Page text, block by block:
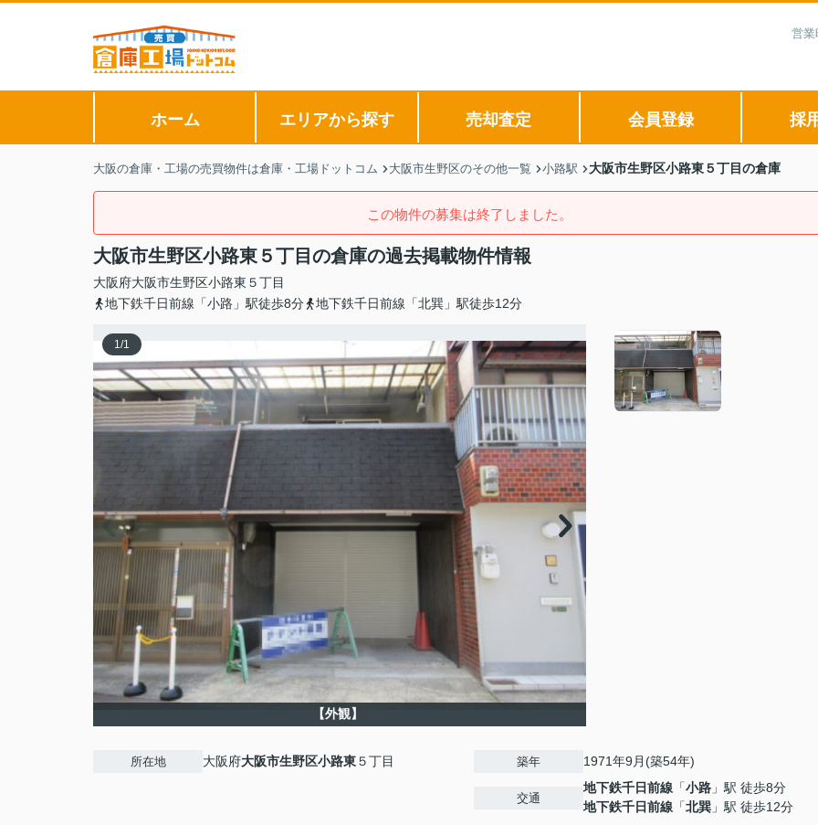
営
ホーム エリアから探す 売却査定 会員登録 採
大阪の倉庫・工場の売買物件は倉庫・工場ドットコム 大阪市生野区のその他一覧 小路駅 大阪市生野区小路東５丁目の倉庫
この物件の募集は終了しました。
大阪市生野区小路東５丁目の倉庫の過去掲載物件情報
大阪府大阪市生野区小路東 ５丁目
地下鉄千日前線「小路」駅徒歩8分
地下鉄千日前線「北巽」駅徒歩12分
1/1
【外観】
所在地 大阪府大阪市生野区小路東５丁目 築年 1971年9月(築54年)
交通
地下鉄千日前線 「小路 」駅 徒歩8分
地下鉄千日前線 「北巽 」駅 徒歩12分